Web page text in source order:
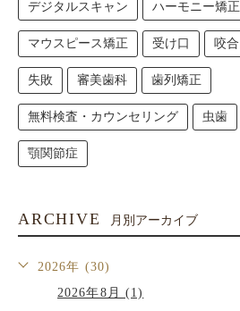
デジタルスキャン ハーモニー矯正
マウスピース矯正 受け口 咬合
失敗 審美歯科 歯列矯正
無料検査・カウンセリング 虫歯
顎関節症
ARCHIVE 月別アーカイブ
2026年 (30)
2026年8月 (1)